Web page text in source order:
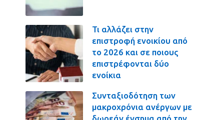
Τι αλλάζει στην
επιστροφή ενοικίου από
το 2026 και σε ποιους
επιστρέφονται δύο
ενοίκια
Συνταξιοδότηση των
μακροχρόνια ανέργων με